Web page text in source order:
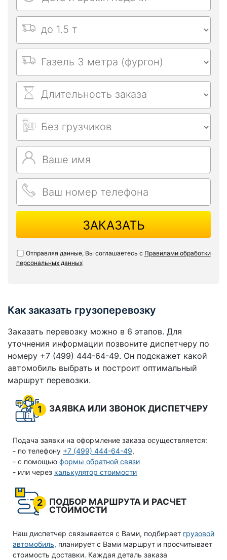
ЗАКАЗАТЬ
Отправляя данные, Вы соглашаетесь с Правилами обработки
персональных данных
Как заказать грузоперевозку
Заказать перевозку можно в 6 этапов. Для
уточнения информации позвоните диспетчеру по
номеру +7 (499) 444-64-49. Он подскажет какой
автомобиль выбрать и построит оптимальный
маршрут перевозки.
1 ЗАЯВКА ИЛИ ЗВОНОК ДИСПЕТЧЕРУ
Подача заявки на оформление заказа осуществляется:
- по телефону +7 (499) 444-64-49,
- с помощью формы обратной связи
- или через калькулятор стоимости
2
ПОДБОР МАРШРУТА И РАСЧЕТ
СТОИМОСТИ
Наш диспетчер связывается с Вами, подбирает грузовой
автомобиль, планирует с Вами маршрут и просчитывает
стоимость доставки. Каждая деталь заказа